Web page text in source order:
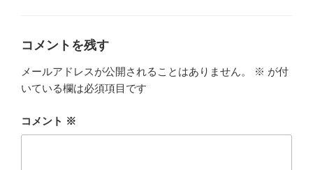
コメントを残す
メールアドレスが公開されることはありません。 ※ が付
いている欄は必須項目です
コメント ※